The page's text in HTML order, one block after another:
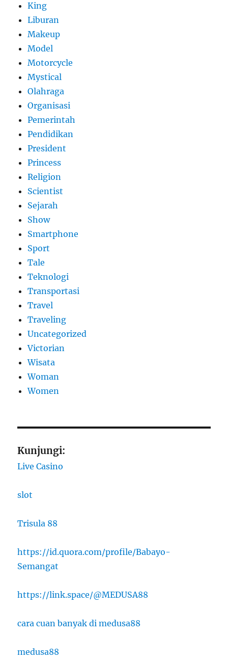
King
Liburan
Makeup
Model
Motorcycle
Mystical
Olahraga
Organisasi
Pemerintah
Pendidikan
President
Princess
Religion
Scientist
Sejarah
Show
Smartphone
Sport
Tale
Teknologi
Transportasi
Travel
Traveling
Uncategorized
Victorian
Wisata
Woman
Women
Kunjungi:
Live Casino
slot
Trisula 88
https://id.quora.com/profile/Babayo-
Semangat
https://link.space/@MEDUSA88
cara cuan banyak di medusa88
medusa88